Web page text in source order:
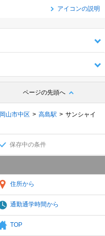
アイコンの説明
ページの先頭へ
岡山市中区 高島駅
サンシャイ
保存中の条件
住所から
通勤通学時間から
TOP